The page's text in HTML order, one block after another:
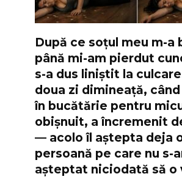
După ce soțul meu m-a
până mi-am pierdut
s-a dus liniștit la
doua zi dimineață,
în bucătărie pentru
obișnuit, a încremenit
— acolo îl aștepta deja
persoană pe care nu s-
așteptat niciodată să o